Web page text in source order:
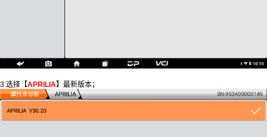
3.选择【APRILIA】最新版本；